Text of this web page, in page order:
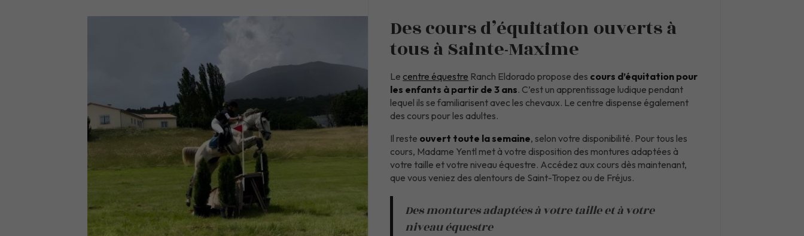
Des cours d’équitation ouverts à
tous à Sainte-Maxime
Le centre équestre Ranch Eldorado propose des cours d’équitation pour
les enfants à partir de 3 ans. C’est un apprentissage ludique pendant
lequel ils se familiarisent avec les chevaux. Le centre dispense également
des cours pour les adultes.
Il reste ouvert toute la semaine, selon votre disponibilité. Pour tous les
cours, Madame Yentl met à votre disposition des montures adaptées à
votre taille et votre niveau équestre. Accédez aux cours dès maintenant,
que vous veniez des alentours de Saint-Tropez ou de Fréjus.
Des montures adaptées à votre taille et à votre
niveau équestre